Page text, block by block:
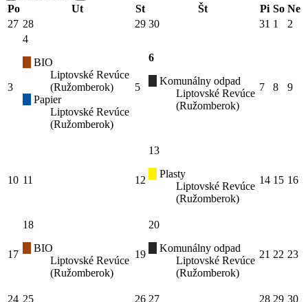
Po
Ut St Št Pi So Ne
27 28 29 30 31 1 2
3
4
BIO
Liptovské Revúce
(Ružomberok)
Papier
Liptovské Revúce
(Ružomberok)
5
6
Komunálny odpad
Liptovské Revúce
(Ružomberok)
7 8 9
10 11 12
13
Plasty
Liptovské Revúce
(Ružomberok)
14 15 16
17
18
BIO
Liptovské Revúce
(Ružomberok)
19
20
Komunálny odpad
Liptovské Revúce
(Ružomberok)
21 22 23
24 25 26 27 28 29 30